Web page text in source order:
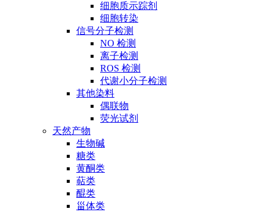
细胞质示踪剂
细胞转染
信号分子检测
NO 检测
离子检测
ROS 检测
代谢小分子检测
其他染料
偶联物
荧光试剂
天然产物
生物碱
糖类
黄酮类
萜类
醌类
甾体类